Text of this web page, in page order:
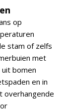
op
stam of zelfs
met
bomen
en in
overhangende